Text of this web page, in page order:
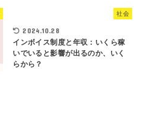
社会
2024.10.28
インボイス制度と年収：いくら稼
いでいると影響が出るのか、いく
らから？